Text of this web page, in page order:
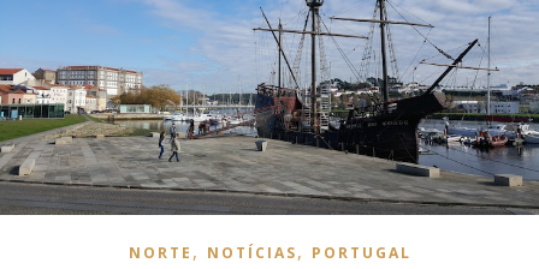
NORTE , NOTÍCIAS, PORTUGAL